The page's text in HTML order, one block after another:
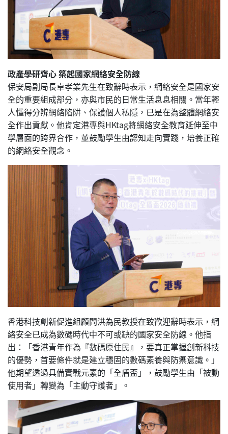
政產學研齊心 築起國家網絡安全防線
保安局副局長卓孝業先生在致辭時表示，網絡安全是國家安
全的重要組成部分，亦與市民的日常生活息息相關。當年輕
人懂得分辨網絡陷阱、保護個人私隱，已是在為整體網絡安
全作出貢獻。他肯定港專與HKtag將網絡安全教育延伸至中
學層面的跨界合作，並鼓勵學生由認知走向實踐，培養正確
的網絡安全觀念。
香港科技創新促進組顧問洪為民教授在致歡迎辭時表示，網
絡安全已成為數碼時代中不可或缺的國家安全防線。他指
出：「香港青年作為『數碼原住民』，要真正掌握創新科技
的優勢，首要條件就是建立穩固的數碼素養與防禦意識。」
他期望透過具備實戰元素的「全盾盃」，鼓勵學生由「被動
使用者」轉變為「主動守護者」。